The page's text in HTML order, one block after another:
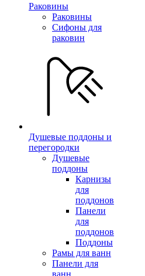
Раковины
Раковины
Сифоны для
раковин
Душевые поддоны и
перегородки
Душевые
поддоны
Карнизы
для
поддонов
Панели
для
поддонов
Поддоны
Рамы для ванн
Панели для
ванн